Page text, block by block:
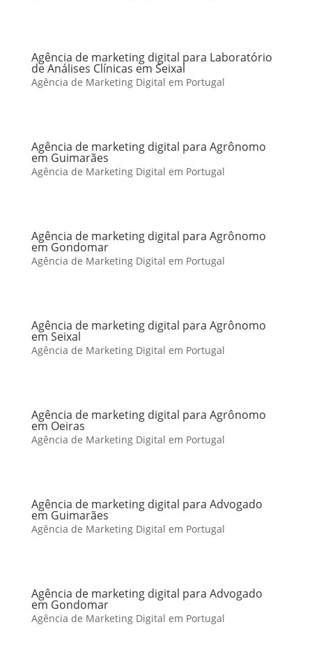
Agência de marketing digital para Laboratório
de Análises Clínicas em Seixal
Agência de Marketing Digital em Portugal
Agência de marketing digital para Agrônomo
em Guimarães
Agência de Marketing Digital em Portugal
Agência de marketing digital para Agrônomo
em Gondomar
Agência de Marketing Digital em Portugal
Agência de marketing digital para Agrônomo
em Seixal
Agência de Marketing Digital em Portugal
Agência de marketing digital para Agrônomo
em Oeiras
Agência de Marketing Digital em Portugal
Agência de marketing digital para Advogado
em Guimarães
Agência de Marketing Digital em Portugal
Agência de marketing digital para Advogado
em Gondomar
Agência de Marketing Digital em Portugal